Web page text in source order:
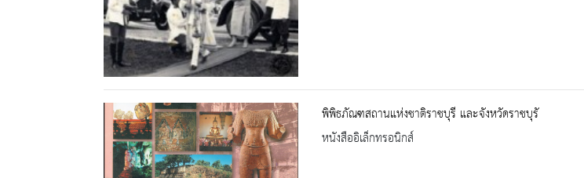
พิพิธภัณฑสถานแห่งชาติราชบุรี และจังหวัดราชบุรั
หนังสืออิเล็กทรอนิกส์